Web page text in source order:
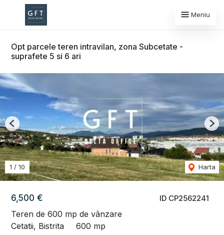
Meniu
Opt parcele teren intravilan, zona Subcetate -
suprafete 5 si 6 ari
ID CP2562241
6,500 €
Teren de 600 mp de vânzare
Cetatii, Bistrita
600 mp
1 / 10 Harta
Previous